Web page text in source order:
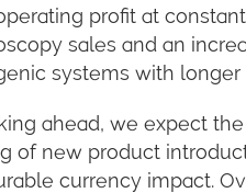
profit at
sales and an
systems with
ahead, we expect
of new product
currency impact.